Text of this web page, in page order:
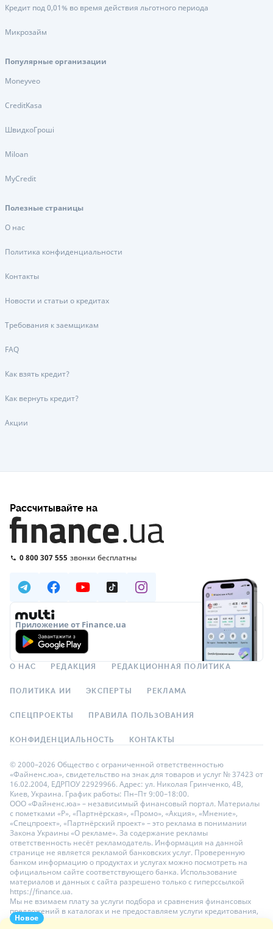
Новое
Кредит под 0,01% во время действия льготного периода
Микрозайм
Популярные организации
Moneyveo
CreditKasa
ШвидкоГроші
Miloan
MyCredit
Полезные страницы
О нас
Политика конфиденциальности
Контакты
Новости и статьи о кредитах
Требования к заемщикам
FAQ
Как взять кредит?
Как вернуть кредит?
Акции
Рассчитывайте на
0 800 307 555 звонки бесплатны
Приложение от Finance.ua
О НАС РЕДАКЦИЯ РЕДАКЦИОННАЯ ПОЛИТИКА
ПОЛИТИКА ИИ ЭКСПЕРТЫ РЕКЛАМА
СПЕЦПРОЕКТЫ ПРАВИЛА ПОЛЬЗОВАНИЯ
КОНФИДЕНЦИАЛЬНОСТЬ КОНТАКТЫ
© 2000–2026 Общество с ограниченной ответственностью
«Файненс.юа», свидетельство на знак для товаров и услуг № 37423 от
16.02.2004, ЕДРПОУ 22929966. Адрес: ул. Николая Гринченко, 4В,
Киев, Украина. График работы: Пн–Пт 9:00–18:00.
ООО «Файненс.юа» – независимый финансовый портал. Материалы
с пометками «Р», «Партнёрская», «Промо», «Акция», «Мнение»,
«Спецпроект», «Партнёрский проект» – это реклама в понимании
Закона Украины «О рекламе». За содержание рекламы
ответственность несёт рекламодатель. Информация на данной
странице не является рекламой банковских услуг. Проверенную
банком информацию о продуктах и услугах можно посмотреть на
официальном сайте соответствующего банка. Использование
материалов и данных с сайта разрешено только с гиперссылкой
https://finance.ua.
Мы не взимаем плату за услуги подбора и сравнения финансовых
предложений в каталогах и не предоставляем услуги кредитования,
размещения депозитов и страхования. Ваши личные данные на